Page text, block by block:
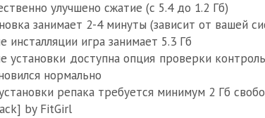
улучшено сжатие (с 5.4 до 1.2 Гб)
занимает 2-4 минуты (зависит от вашей
инсталляции игра занимает 5.3 Гб
установки доступна опция проверки
нормально
репака требуется минимум 2 Гб
by FitGirl